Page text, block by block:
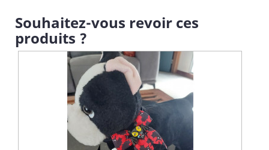
Souhaitez-vous revoir ces
produits ?